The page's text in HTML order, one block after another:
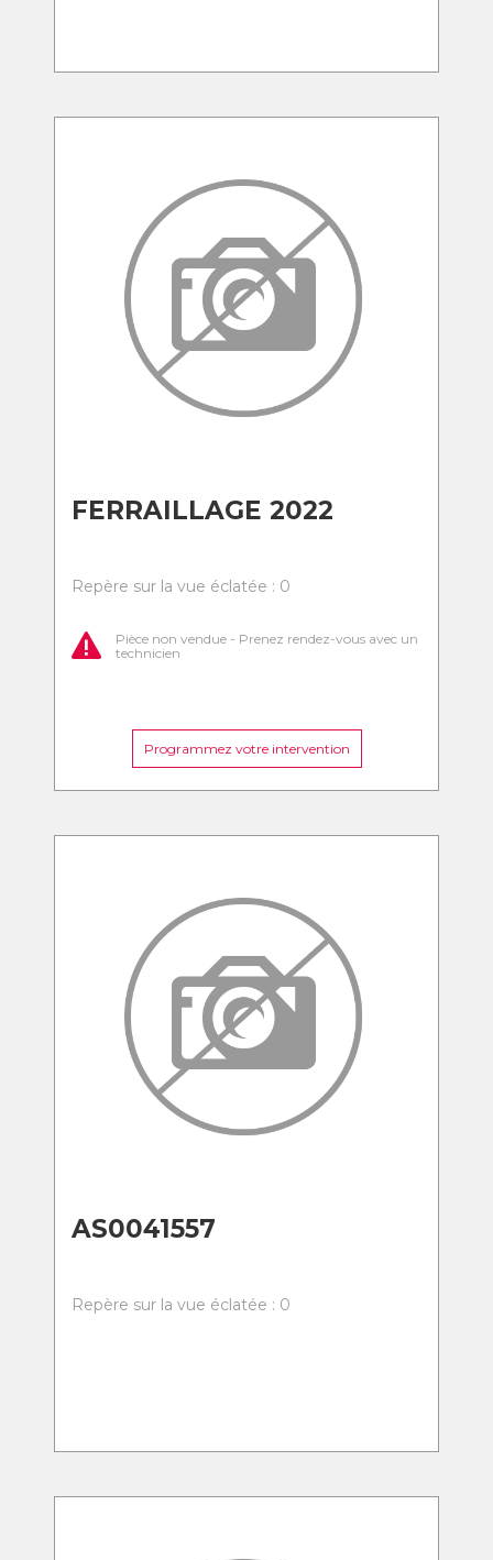
FERRAILLAGE 2022
Repère sur la vue éclatée : 0
Pièce non vendue - Prenez rendez-vous avec un
technicien
Programmez votre intervention
AS0041557
Repère sur la vue éclatée : 0